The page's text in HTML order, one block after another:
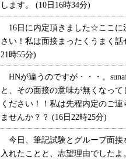
します。 (10日16時34分)
16日に内定頂きました☆ここに
さい！私は面接まったくうまく
21時55分)
HNが違うのですが・・・。
と、その面接の意味が無くなっ
ください！！私は先程内定のご
ませんか？？ (16日22時25分)
今日、筆記試験とグループ面接
入れたことと、志望理由でした